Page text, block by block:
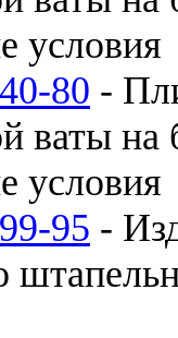
условия
80 -
ваты
условия
95 -